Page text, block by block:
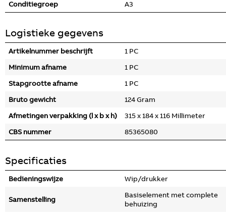
Conditiegroep
A3
Logistieke gegevens
Artikelnummer beschrijft
1 PC
Minimum afname
1 PC
Stapgrootte afname
1 PC
Bruto gewicht
124 Gram
Afmetingen verpakking (l x b x h)
315 x 184 x 116 Millimeter
CBS nummer
85365080
Specificaties
Bedieningswijze Wip/drukker
Samenstelling
Basiselement met complete
behuizing